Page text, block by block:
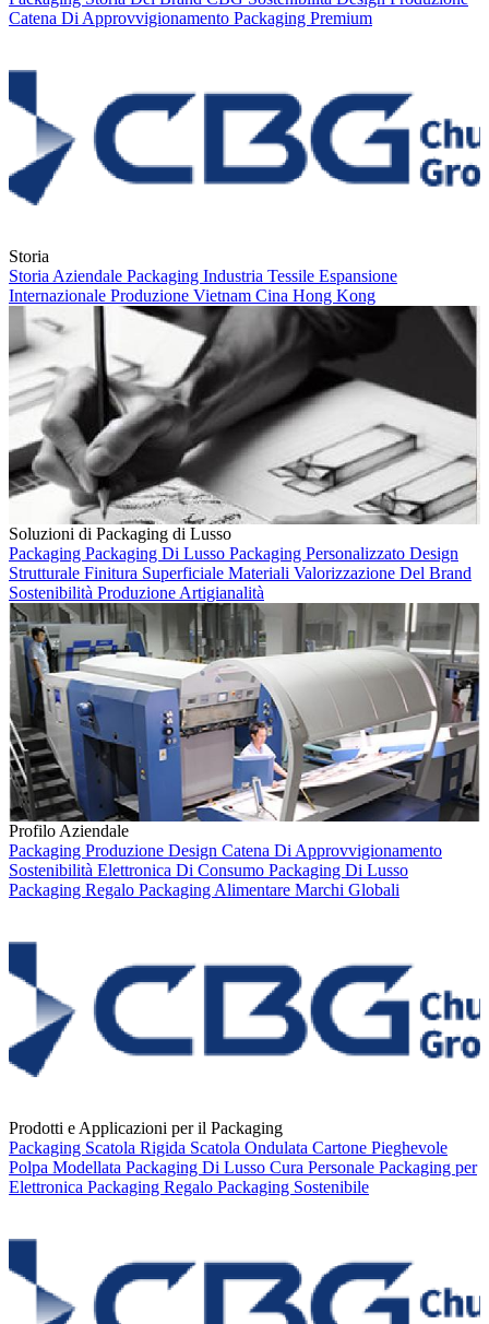
Catena Di Approvvigionamento Packaging Premium
Storia
Storia Aziendale Packaging Industria Tessile Espansione
Internazionale Produzione Vietnam Cina Hong Kong
Soluzioni di Packaging di Lusso
Packaging Packaging Di Lusso Packaging Personalizzato Design
Strutturale Finitura Superficiale Materiali Valorizzazione Del Brand
Sostenibilità Produzione Artigianalità
Profilo Aziendale
Packaging Produzione Design Catena Di Approvvigionamento
Sostenibilità Elettronica Di Consumo Packaging Di Lusso
Packaging Regalo Packaging Alimentare Marchi Globali
Prodotti e Applicazioni per il Packaging
Packaging Scatola Rigida Scatola Ondulata Cartone Pieghevole
Polpa Modellata Packaging Di Lusso Cura Personale Packaging per
Elettronica Packaging Regalo Packaging Sostenibile